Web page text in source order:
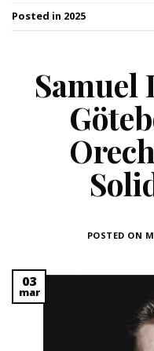
Posted in 2025
Samuel
POSTED ON
03
mar